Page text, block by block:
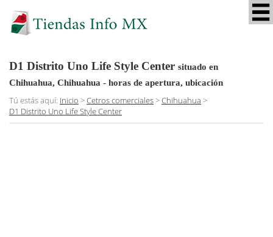
D1 Distrito Uno Life Style Center situado en
Chihuahua, Chihuahua - horas de apertura, ubicación
Tú estás aquí: Inicio >Cetros comerciales>Chihuahua >
D1 Distrito Uno Life Style Center